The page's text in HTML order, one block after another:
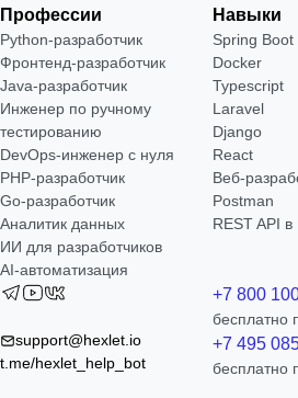
Профессии
Python-разработчик
Фронтенд-разработчик
Java-разработчик
Инженер по ручному
тестированию
DevOps-инженер с нуля
РНР-разработчик
Go-разработчик
Аналитик данных
ИИ для разработчиков
AI-автоматизация
Навыки
Spring Boot
Docker
Typescript
Laravel
Django
React
Веб-
Postman
REST API
support@hexlet.io
t.me/hexlet_help_bot
+7 800
бесплатно
+7 495
бесплатно